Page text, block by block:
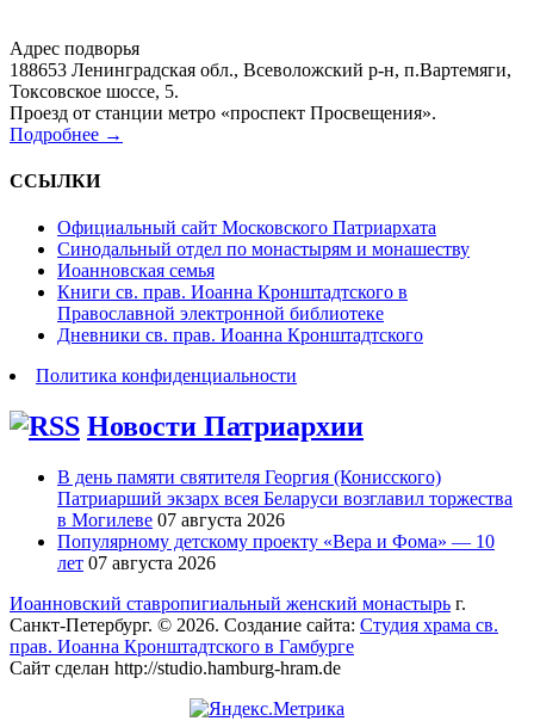
Адрес подворья
188653 Ленинградская обл., Всеволожский р-н, п.Вартемяги,
Токсовское шоссе, 5.
Проезд от станции метро «проспект Просвещения».
Подробнее →
ССЫЛКИ
Официальный сайт Московского Патриархата
Синодальный отдел по монастырям и монашеству
Иоанновская семья
Книги св. прав. Иоанна Кронштадтского в
Православной электронной библиотеке
Дневники св. прав. Иоанна Кронштадтского
Политика конфиденциальности
Новости Патриархии
В день памяти святителя Георгия (Конисского)
Патриарший экзарх всея Беларуси возглавил торжества
в Могилеве 07 августа 2026
Популярному детскому проекту «Вера и Фома» — 10
лет 07 августа 2026
Иоанновский ставропигиальный женский монастырь г.
Санкт-Петербург. © 2026. Создание сайта: Студия храма св.
прав. Иоанна Кронштадтского в Гамбурге
Сайт сделан http://studio.hamburg-hram.de